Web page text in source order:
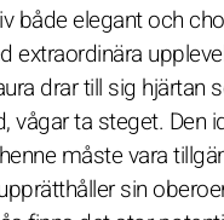
både elegant och
extraordinära
drar till sig hjärtan
vågar ta steget. Den
måste vara
sin